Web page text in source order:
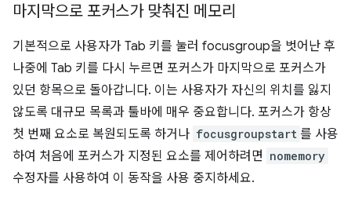
마지막으로 포커스가 맞춰진 메모리
기본적으로 사용자가 Tab 키를 눌러 focusgroup을 벗어난 후
나중에 Tab 키를 다시 누르면 포커스가 마지막으로 포커스가
있던 항목으로 돌아갑니다. 이는 사용자가 자신의 위치를 잃지
않도록 대규모 목록과 툴바에 매우 중요합니다. 포커스가 항상
첫 번째 요소로 복원되도록 하거나 focusgroupstart 를 사용
하여 처음에 포커스가 지정된 요소를 제어하려면 nomemory
수정자를 사용하여 이 동작을 사용 중지하세요.